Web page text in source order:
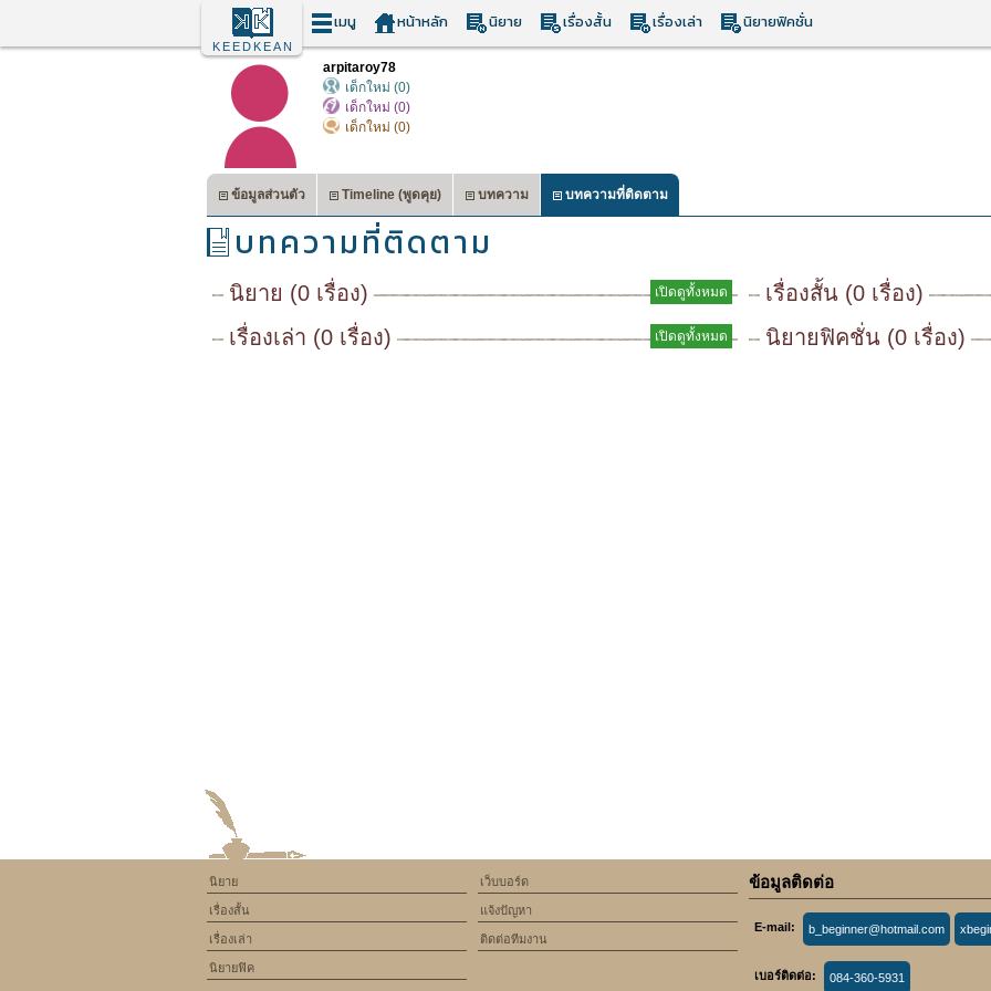
KEEDKEAN
เมนู หน้าหลัก นิยาย เรื่องสั้น เรื่องเล่า นิยายฟิคชั่น
arpitaroy78
เด็กใหม่ (0)
เด็กใหม่ (0)
เด็กใหม่ (0)
ข้อมูลส่วนตัว Timeline (พูดคุย) บทความ บทความที่ติดตาม
บทความที่ติดตาม
นิยาย (0 เรื่อง) เปิดดูทั้งหมด เรื่องสั้น (0 เรื่อง)
เรื่องเล่า (0 เรื่อง) เปิดดูทั้งหมด นิยายฟิคชั่น (0 เรื่อง)
เว็บบอร์ด
แจ้งปัญหา
ติดต่อทีมงาน
นิยาย
เรื่องสั้น
เรื่องเล่า
นิยายฟิค
ข้อมูลติดต่อ
E-mail: b_beginner@hotmail.com
เบอร์ติดต่อ: 084-360-5931